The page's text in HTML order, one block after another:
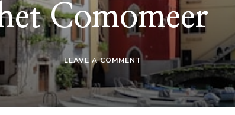
Comomeer
LEAVE A COMMENT ON
DAGTRIP
NAAR
HET
PITTORESKE
BELLAGIO